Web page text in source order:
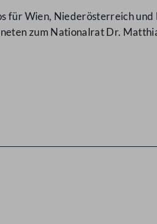
für Wien, Niederösterreich
zum Nationalrat Dr.